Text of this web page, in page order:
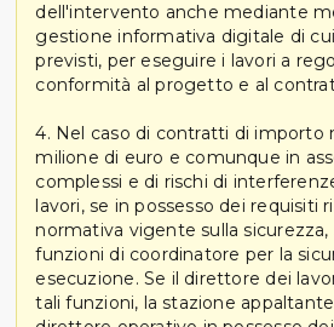
dell'intervento anche mediante
gestione informativa digitale di cui
previsti, per eseguire i lavori a
conformità al progetto e al
4. Nel caso di contratti di importo
milione di euro e comunque in
complessi e di rischi di
lavori, se in possesso dei requisiti
normativa vigente sulla
funzioni di coordinatore per la
esecuzione. Se il direttore dei
tali funzioni, la stazione